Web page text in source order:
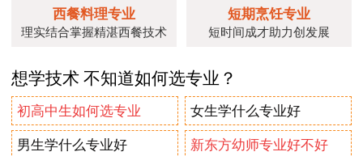
西餐料理专业
理实结合掌握精湛西餐技术
短期烹饪专业
短时间成才助力创发展
想学技术 不知道如何选专业？
初高中生如何选专业 女生学什么专业好
男生学什么专业好 新东方幼师专业好不好